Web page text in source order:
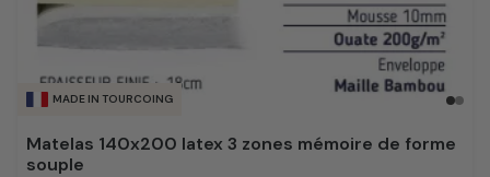
MADE IN TOURCOING
Matelas 140x200 latex 3 zones mémoire de forme
souple